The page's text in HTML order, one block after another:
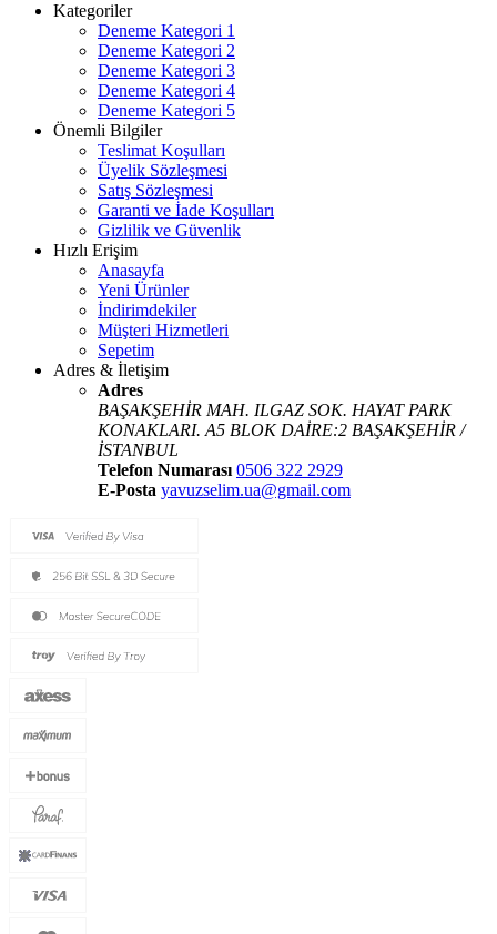
Kategoriler
Deneme Kategori 1
Deneme Kategori 2
Deneme Kategori 3
Deneme Kategori 4
Deneme Kategori 5
Önemli Bilgiler
Teslimat Koşulları
Üyelik Sözleşmesi
Satış Sözleşmesi
Garanti ve İade Koşulları
Gizlilik ve Güvenlik
Hızlı Erişim
Anasayfa
Yeni Ürünler
İndirimdekiler
Müşteri Hizmetleri
Sepetim
Adres & İletişim
Adres
BAŞAKŞEHİR MAH. ILGAZ SOK. HAYAT PARK
KONAKLARI. A5 BLOK DAİRE:2 BAŞAKŞEHİR /
İSTANBUL
Telefon Numarası 0506 322 2929
E-Posta yavuzselim.ua@gmail.com